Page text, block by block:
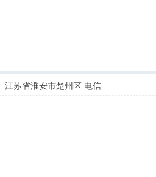
江苏省淮安市楚州区 电信